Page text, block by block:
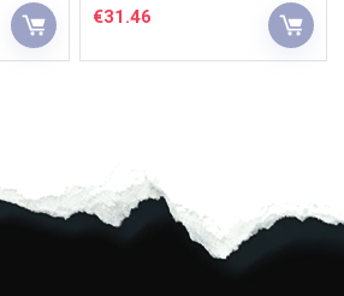
€31.46